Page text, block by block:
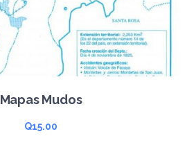
Mapas Mudos
Q15.00